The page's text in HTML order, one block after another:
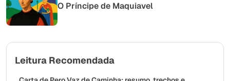
O Príncipe de Maquiavel
Leitura Recomendada